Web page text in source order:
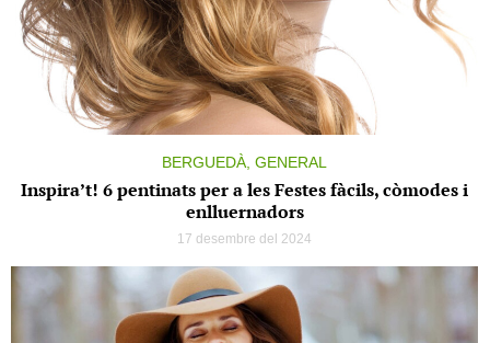
BERGUEDÀ, GENERAL
Inspira’t! 6 pentinats per a les Festes fàcils, còmodes i
enlluernadors
17 desembre del 2024